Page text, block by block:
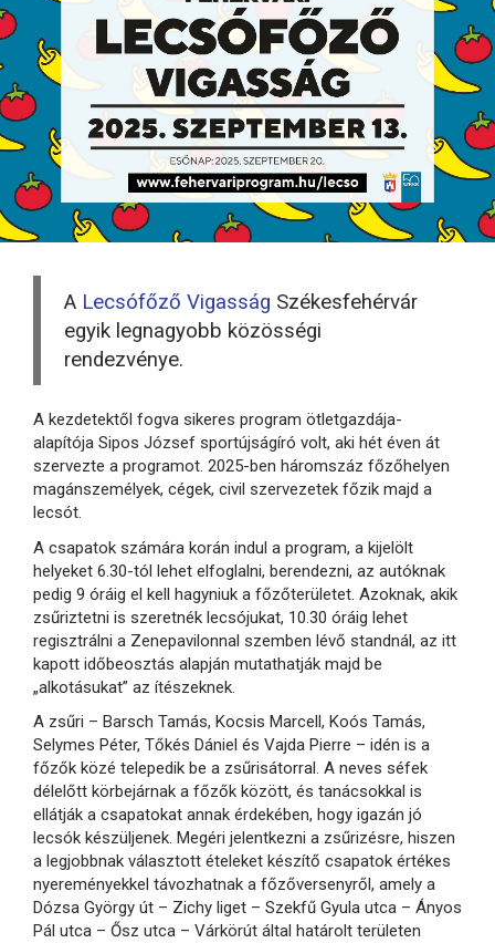
A Lecsófőző Vigasság Székesfehérvár
egyik legnagyobb közösségi
rendezvénye.
A kezdetektől fogva sikeres program ötletgazdája-
alapítója Sipos József sportújságíró volt, aki hét éven át
szervezte a programot. 2025-ben háromszáz főzőhelyen
magánszemélyek, cégek, civil szervezetek főzik majd a
lecsót.
A csapatok számára korán indul a program, a kijelölt
helyeket 6.30-tól lehet elfoglalni, berendezni, az autóknak
pedig 9 óráig el kell hagyniuk a főzőterületet. Azoknak, akik
zsűriztetni is szeretnék lecsójukat, 10.30 óráig lehet
regisztrálni a Zenepavilonnal szemben lévő standnál, az itt
kapott időbeosztás alapján mutathatják majd be
„alkotásukat” az ítészeknek.
A zsűri – Barsch Tamás, Kocsis Marcell, Koós Tamás,
Selymes Péter, Tőkés Dániel és Vajda Pierre – idén is a
főzők közé telepedik be a zsűrisátorral. A neves séfek
délelőtt körbejárnak a főzők között, és tanácsokkal is
ellátják a csapatokat annak érdekében, hogy igazán jó
lecsók készüljenek. Megéri jelentkezni a zsűrizésre, hiszen
a legjobbnak választott ételeket készítő csapatok értékes
nyereményekkel távozhatnak a főzőversenyről, amely a
Dózsa György út – Zichy liget – Szekfű Gyula utca – Ányos
Pál utca – Ősz utca – Várkörút által határolt területen